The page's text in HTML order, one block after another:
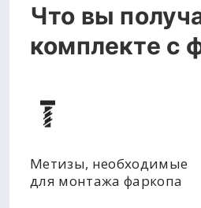
Что вы
комплекте с
Метизы, необходимые
для монтажа фаркопа